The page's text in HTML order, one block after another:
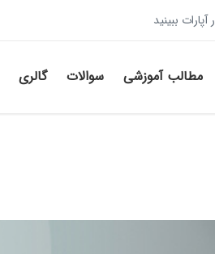
آپارات ببینید
مطالب آموزشی سوالات گالری